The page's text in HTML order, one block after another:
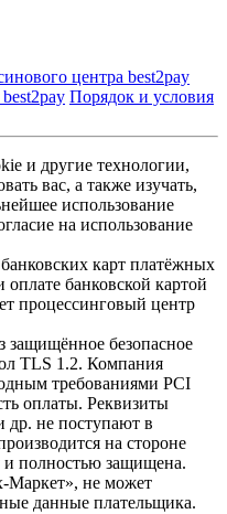
центра best2pay
Порядок и условия
и другие технологии,
вас, а также изучать,
использование
на использование
карт платёжных
банковской картой
процессинговый центр
защищённое безопасное
TLS 1.2. Компания
требованиями PCI
оплаты. Реквизиты
др. не поступают в
на стороне
и полностью защищена.
не может
данные плательщика.